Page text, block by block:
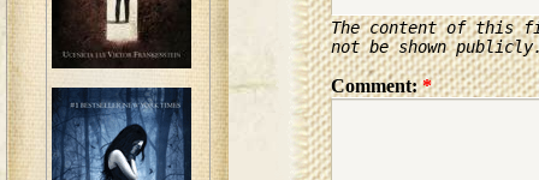
The content of this
not be shown
Comment:*